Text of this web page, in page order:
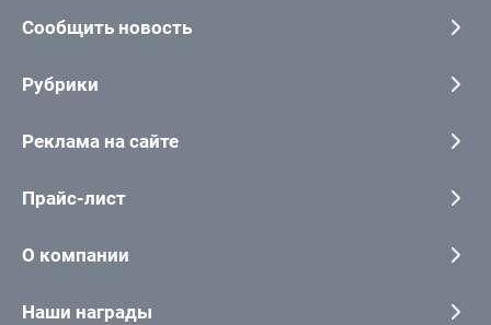
Сообщить новость
Рубрики
Реклама на сайте
Прайс-лист
О компании
Наши награды